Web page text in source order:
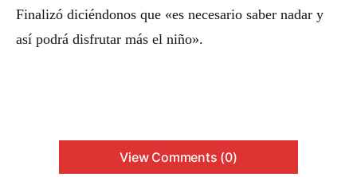
Finalizó diciéndonos que «es necesario saber nadar y
así podrá disfrutar más el niño».
View Comments (0)